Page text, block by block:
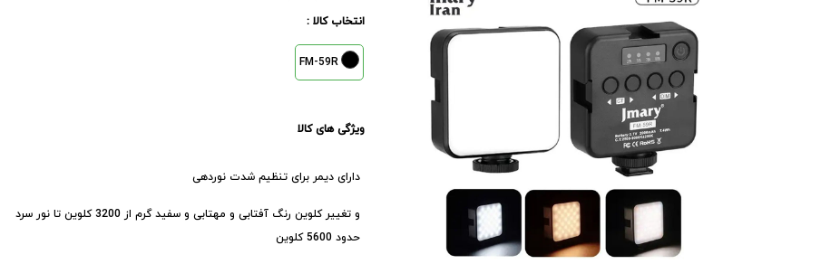
انتخاب کالا :
FM-59R
ویژگی های کالا
دارای دیمر برای تنظیم شدت نوردهی
و تغییر کلوین رنگ آفتابی و مهتابی و سفید گرم از 3200 کلوین تا نور سرد
حدود 5600 کلوین